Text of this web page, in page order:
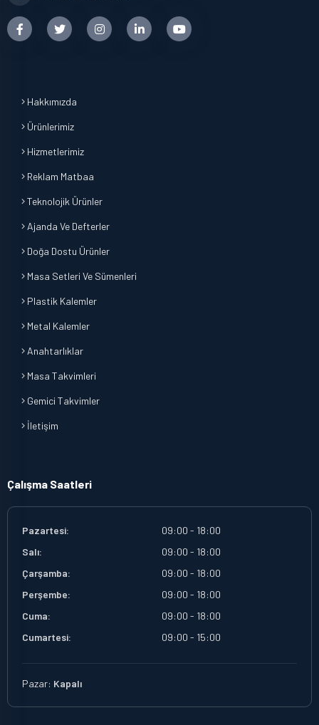
Hakkımızda
Ürünlerimiz
Hizmetlerimiz
Reklam Matbaa
Teknolojik Ürünler
Ajanda Ve Defterler
Doğa Dostu Ürünler
Masa Setleri Ve Sümenleri
Plastik Kalemler
Metal Kalemler
Anahtarlıklar
Masa Takvimleri
Gemici Takvimler
İletişim
Çalışma Saatleri
Pazartesi:
09:00 - 18:00
Salı:
09:00 - 18:00
Çarşamba:
09:00 - 18:00
Perşembe:
09:00 - 18:00
Cuma:
09:00 - 18:00
Cumartesi:
09:00 - 15:00
Pazar: Kapalı